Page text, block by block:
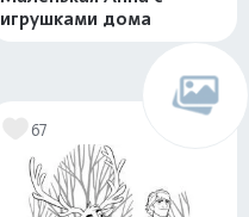
игрушками дома
67